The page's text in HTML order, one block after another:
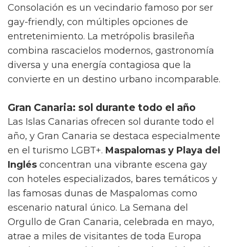
Consolación es un vecindario famoso por ser
gay-friendly, con múltiples opciones de
entretenimiento. La metrópolis brasileña
combina rascacielos modernos, gastronomía
diversa y una energía contagiosa que la
convierte en un destino urbano incomparable.
Gran Canaria: sol durante todo el año
Las Islas Canarias ofrecen sol durante todo el
año, y Gran Canaria se destaca especialmente
en el turismo LGBT+. Maspalomas y Playa del
Inglés concentran una vibrante escena gay
con hoteles especializados, bares temáticos y
las famosas dunas de Maspalomas como
escenario natural único. La Semana del
Orgullo de Gran Canaria, celebrada en mayo,
atrae a miles de visitantes de toda Europa